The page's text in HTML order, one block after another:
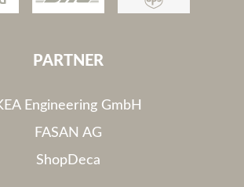
PARTNER
Engineering GmbH
FASAN AG
ShopDeca